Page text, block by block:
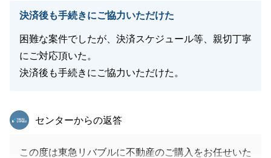
決済後も手続きにご協力いただけた
困難な案件でしたが、決済スケジュール等、親切丁寧
にご対応頂いた。
決済後も手続きにご協力いただけた。
東急リバブル
センターからの返答
この度は東急リバブルに不動産のご購入をお任せいた